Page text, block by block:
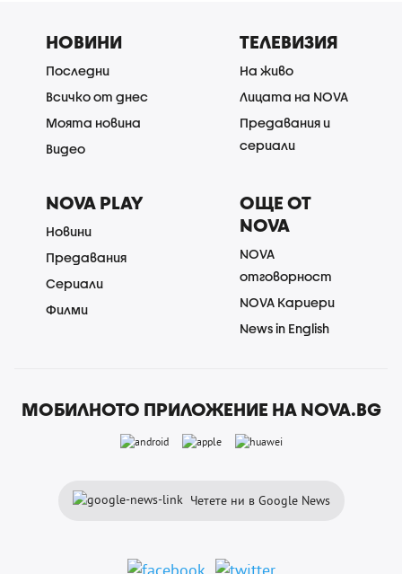
НОВИНИ
Последни
Всичко от днес
Моята новина
Видео
ТЕЛЕВИЗИЯ
На живо
Лицата на NOVA
Предавания и
сериали
NOVA PLAY
Новини
Предавания
Сериали
Филми
ОЩЕ ОТ
NOVA
NOVA
отговорност
NOVA Кариери
News in English
МОБИЛНОТО ПРИЛОЖЕНИЕ НА NOVA.BG
Четете ни в Google News